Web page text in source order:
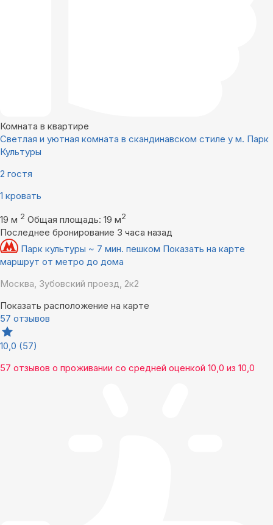
Комната в квартире
Светлая и уютная комната в скандинавском стиле у м. Парк
Культуры
2 гостя
1 кровать
19 м 2 Общая площадь: 19 м2
Последнее бронирование 3 часа назад
Парк культуры ~ 7 мин. пешком Показать на карте
маршрут от метро до дома
Москва, Зубовский проезд, 2к2
Показать расположение на карте
57 отзывов
10,0 (57)
57 отзывов о проживании со средней оценкой 10,0 из 10,0